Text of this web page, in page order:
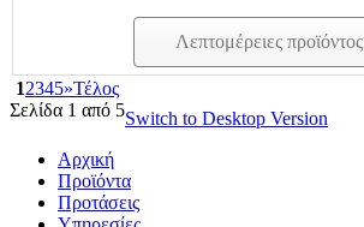
Λεπτομέρειες προϊόντος
12345»Τέλος
Σελίδα 1 από 5Switch to Desktop Version
Αρχική
Προϊόντα
Προτάσεις